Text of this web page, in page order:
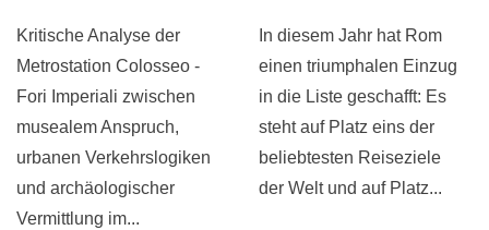
Kritische Analyse der
Metrostation Colosseo -
Fori Imperiali zwischen
musealem Anspruch,
urbanen Verkehrslogiken
und archäologischer
Vermittlung im...
In diesem Jahr hat Rom
einen triumphalen Einzug
in die Liste geschafft: Es
steht auf Platz eins der
beliebtesten Reiseziele
der Welt und auf Platz...